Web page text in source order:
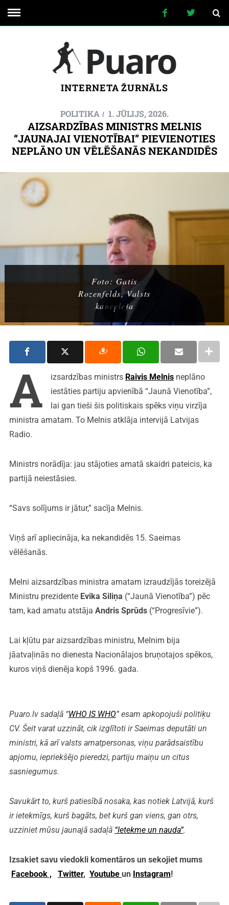
INTERNETA ŽURNĀLS
POLITIKA 1. JŪLIJS, 2026.
AIZSARDZĪBAS MINISTRS MELNIS
“JAUNAJAI VIENOTĪBAI” PIEVIENOTIES
NEPLĀNO UN VĒLĒŠANĀS NEKANDIDĒS
Foto: Gatis
Rozenfelds, Valsts
kanceleja
A izsardzības ministrs Raivis Melnisneplāno
iestāties partiju apvienībā “Jaunā Vienotība”,
lai gan tieši šis politiskais spēks viņu virzīja
ministra amatam. To Melnis atklāja intervijā Latvijas
Radio.
Ministrs norādīja: jau stājoties amatā skaidri pateicis, ka
partijā neiestāsies.
“Savs solījums ir jātur,” sacīja Melnis.
Viņš arī apliecināja, ka nekandidēs 15. Saeimas
vēlēšanās.
Melni aizsardzības ministra amatam izraudzījās toreizējā
Ministru prezidente Evika Siliņa (“Jaunā Vienotība”) pēc
tam, kad amatu atstāja Andris Sprūds(“Progresīvie”).
Lai kļūtu par aizsardzības ministru, Melnim bija
jāatvaļinās no dienesta Nacionālajos bruņotajos spēkos,
kuros viņš dienēja kopš 1996. gada.
Puaro.lv sadaļā “WHO IS WHO” esam apkopojuši politiķu
CV. Šeit varat uzzināt, cik izglītoti ir Saeimas deputāti un
ministri, kā arī valsts amatpersonas, viņu parādsaistību
apjomu, iepriekšējo pieredzi, partiju maiņu un citus
sasniegumus.
Savukārt to, kurš patiesībā nosaka, kas notiek Latvijā, kurš
ir ietekmīgs, kurš bagāts, bet kurš gan viens, gan otrs,
uzziniet mūsu jaunajā sadaļā “Ietekme un nauda”.
Izsakiet savu viedokli komentāros un sekojiet mums
Facebook ,
Twitter, Youtube un Instagram!